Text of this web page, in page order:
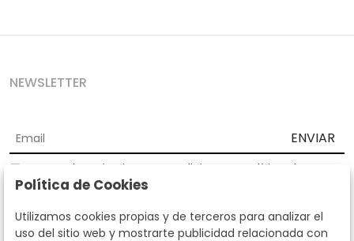
NEWSLETTER
ENVIAR
Acepto los Términos y Condiciones
Política de
privacidad
Según la LOPD y disposiciones de desarrollo, informamos que sus
datos personales serán tratados por parte de Subastas Segre con la
Política de Cookies
Utilizamos cookies propias y de terceros para analizar el
uso del sitio web y mostrarte publicidad relacionada con